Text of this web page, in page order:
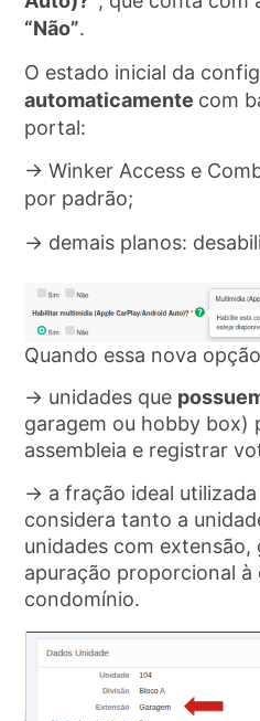
“Não”.
O estado inicial da
automaticamente com
portal:
→ Winker Access e
por padrão;
→ demais planos:
Quando essa nova
→ unidades que
garagem ou hobby box)
assembleia e registrar
→ a fração ideal
considera tanto a
unidades com extensão,
apuração proporcional à
condomínio.